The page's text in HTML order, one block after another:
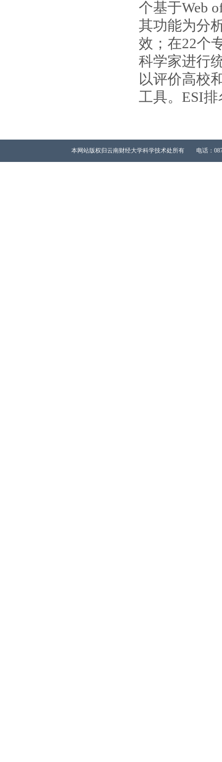
个基于Web
其功能为分
效；在22个
科学家进行
以评价高校
工具。ESI
本网站版权归云南财经大学科学技术处所有 电话：